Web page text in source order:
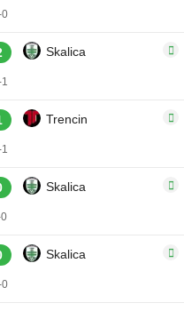
0
Skalica
Trencin
Skalica
Skalica
0